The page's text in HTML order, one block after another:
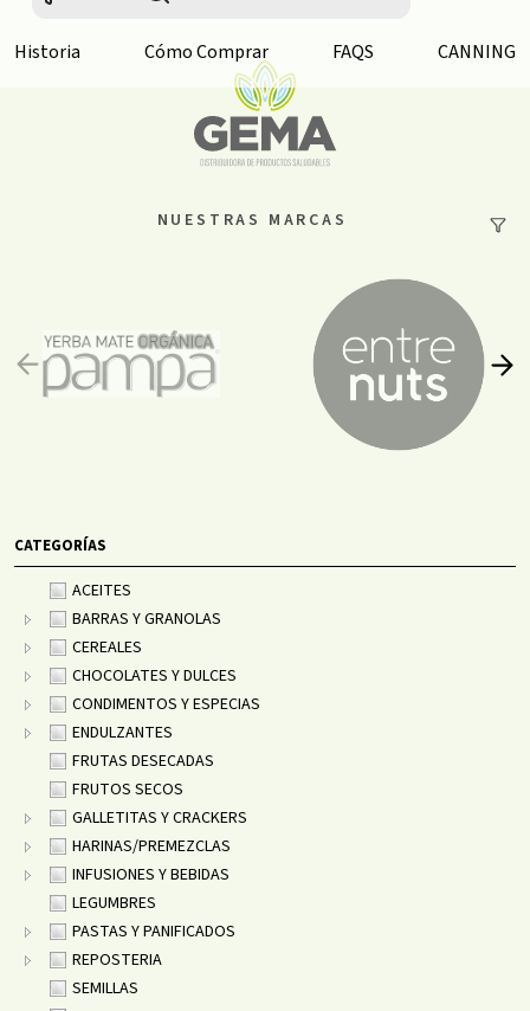
NUESTRAS MARCAS
CATEGORÍAS
ACEITES
BARRAS Y GRANOLAS
CEREALES
CHOCOLATES Y DULCES
CONDIMENTOS Y ESPECIAS
ENDULZANTES
FRUTAS DESECADAS
FRUTOS SECOS
GALLETITAS Y CRACKERS
HARINAS/PREMEZCLAS
INFUSIONES Y BEBIDAS
LEGUMBRES
PASTAS Y PANIFICADOS
REPOSTERIA
SEMILLAS
Historia Cómo Comprar FAQS CANNING